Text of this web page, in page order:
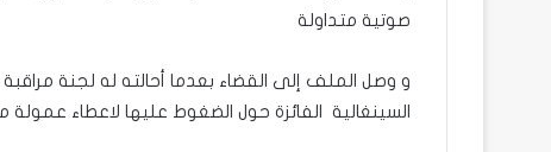
صوتية متداولة
و وصل الملف إلى القضاء بعدما أحالته له لجنة
السينغالية الفائزة حول الضغوط عليها لاعطاء